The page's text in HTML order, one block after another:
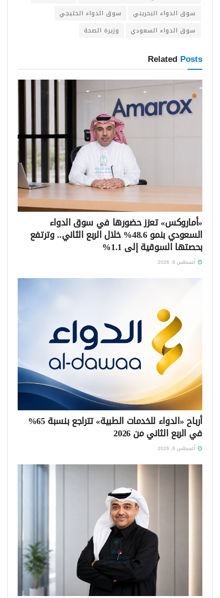
سوق الدواء البحريني
سوق الدواء الخليجي
سوق الدواء السعودي
وزيرة الصحة
Related Posts
«أماروكس» تعزز حضورها في سوق الدواء
السعودي بنمو 48.6% خلال الربع الثاني.. وترتفع
بحصتها السوقية إلى 1.1%
أغسطس 6, 2026
أرباح «الدواء للخدمات الطبية» تتراجع بنسبة 65%
في الربع الثاني من 2026
أغسطس 6, 2026